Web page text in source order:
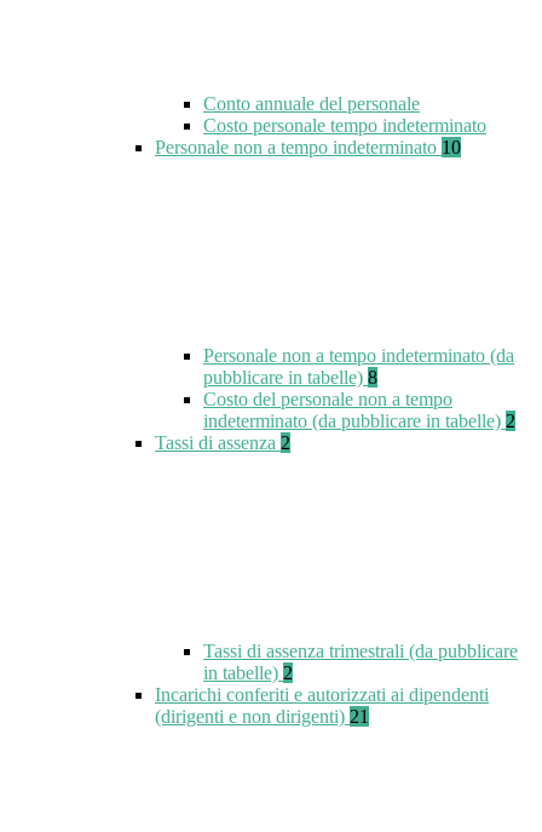
Conto annuale del personale
Costo personale tempo indeterminato
Personale non a tempo indeterminato 10
Personale non a tempo indeterminato (da
pubblicare in tabelle) 8
Costo del personale non a tempo
indeterminato (da pubblicare in tabelle) 2
Tassi di assenza 2
Tassi di assenza trimestrali (da pubblicare
in tabelle) 2
Incarichi conferiti e autorizzati ai dipendenti
(dirigenti e non dirigenti) 21